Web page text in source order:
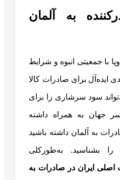
به آلمان
با جمعیتی انبوه و شرایط
ایده‌آل برای صادرات کالا
سود سرشاری را برای
جهان به همراه داشته
به آلمان داشته باشید
را بشناسید. به‌طورکلی
اصلی ایران در صادرات به